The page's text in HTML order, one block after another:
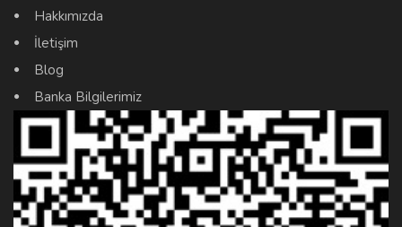
Hakkımızda
İletişim
Blog
Banka Bilgilerimiz